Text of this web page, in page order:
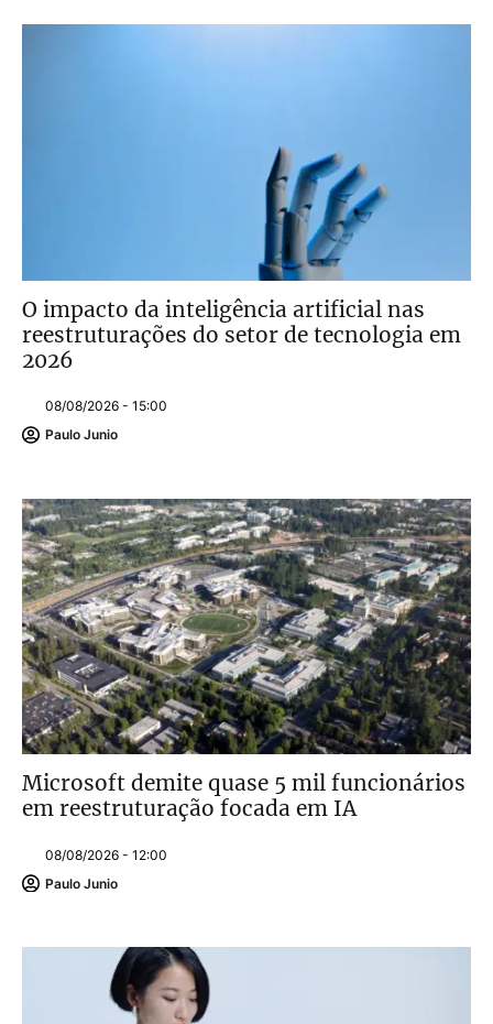
O impacto da inteligência artificial nas
reestruturações do setor de tecnologia em
2026
08/08/2026 - 15:00
Paulo Junio
Microsoft demite quase 5 mil funcionários
em reestruturação focada em IA
08/08/2026 - 12:00
Paulo Junio